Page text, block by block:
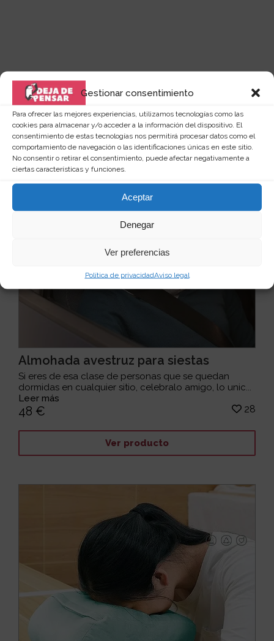
Gestionar consentimiento
Para ofrecer las mejores experiencias, utilizamos tecnologías como las
cookies para almacenar y/o acceder a la información del dispositivo. El
consentimiento de estas tecnologías nos permitirá procesar datos como el
comportamiento de navegación o las identificaciones únicas en este sitio.
No consentir o retirar el consentimiento, puede afectar negativamente a
ciertas características y funciones.
Aceptar
Denegar
Ver preferencias
Política de privacidadAviso legal
Quizás te puede interesar...
Almohada avestruz para siestas
Si eres de esa clase de personas que se quedan
dormidas en cualquier sitio, celebralo amigo, lo unic...
Leer más
48 € 28
Ver producto